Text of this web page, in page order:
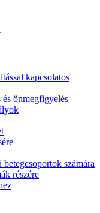
kapcsolatos
önmegfigyelés
számára
részére